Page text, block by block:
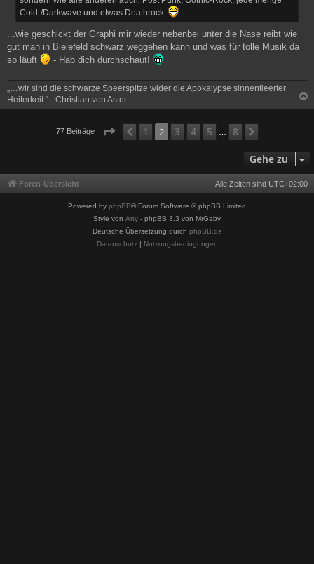
Cold-/Darkwave und etwas Deathrock.
...wie geschickt der Graphi mir wieder nebenbei unter die Nase reibt wie
gut man in Bielefeld schwarz weggehen kann und was für tolle Musik da
so läuft
- Hab dich durchschaut!
„…wir sind die schwarze Speerspitze wider die Apokalypse sinnentleerter
Heiterkeit.“ - Christian von Aster
a
n
77 Beiträge Seite 2 von 8
Vorherige
1 2 3 4 5 8
Gehe zu
Foren-Übersicht Alle Zeiten sind UTC+02:00
Powered by phpBB® Forum Software © phpBB Limited
Style von Arty - phpBB 3.3 von MrGaby
Deutsche Übersetzung durch phpBB.de
Datenschutz| Nutzungsbedingungen